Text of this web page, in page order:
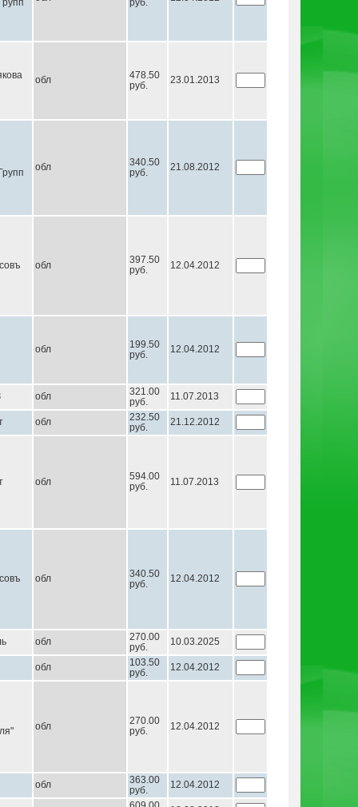
руб.
обл
478.50
руб.
23.01.2013
обл
340.50
руб.
21.08.2012
обл
397.50
руб.
12.04.2012
обл
199.50
руб.
12.04.2012
обл
321.00
руб.
11.07.2013
обл
232.50
руб.
21.12.2012
обл
594.00
руб.
11.07.2013
обл
340.50
руб.
12.04.2012
обл
270.00
руб.
10.03.2025
обл
103.50
руб.
12.04.2012
обл
270.00
руб.
12.04.2012
обл
363.00
руб.
12.04.2012